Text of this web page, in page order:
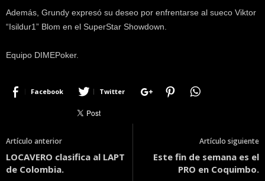
Además, Grundy expresó su deseo por enfrentarse al sueco Viktor
“Isildur1” Blom en el SuperStar Showdown.
Equipo DIMEPoker.
Facebook Twitter
Artículo anterior
LOCAVERO clasifica al LAPT
de Colombia.
Artículo siguiente
Este fin de semana es el
PRO en Coquimbo.